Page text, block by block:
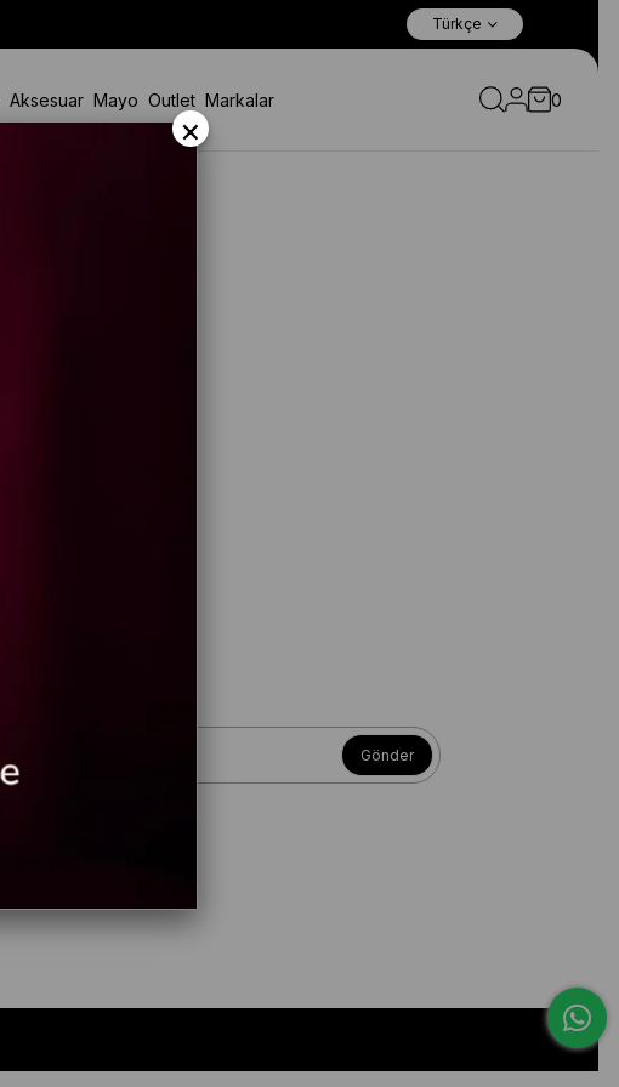
Dünyanın Her Yerine Uçak Kargo İle Hızlı Gönderim!
Türkçe
Aksesuar Mayo Outlet Markalar 0
Gönder
×